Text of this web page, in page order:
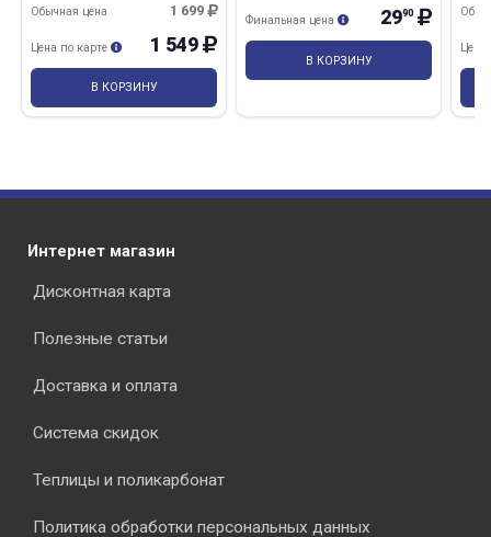
1 699
Обычная цена
1 549
Цена по карте
В КОРЗИНУ
2990
Финальная цена
В КОРЗИНУ
Цена
Интернет магазин
Дисконтная карта
Полезные статьи
Доставка и оплата
Система скидок
Теплицы и поликарбонат
Политика обработки персональных данных